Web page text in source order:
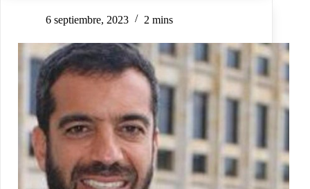
6 septiembre, 2023 2 mins